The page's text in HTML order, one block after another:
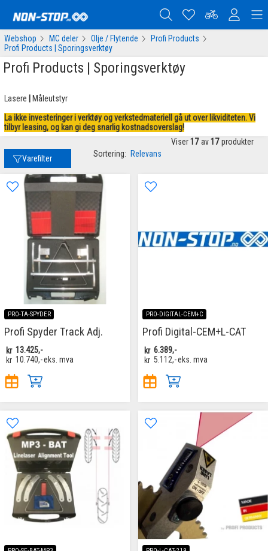
Webshop MC deler Olje / Flytende
Profi Products
Profi Products | Sporingsverktøy
Profi Products | Sporingsverktøy
Lasere
Måleutstyr
La ikke investeringer i verktøy og verkstedmateriell gå ut over likviditeten. Vi
tilbyr leasing, og kan gi deg snarlig kostnadsoverslag!
Varefilter Sortering: Relevans
Viser 17 av 17 produkter
PRO-TA-SPYDER
Profi Spyder Track Adj.
kr 13.425,-
kr 10.740,-eks. mva
PRO-DIGITAL-CEM+C
Profi Digital-CEM+L-CAT
kr 6.389,-
kr 5.112,-eks. mva